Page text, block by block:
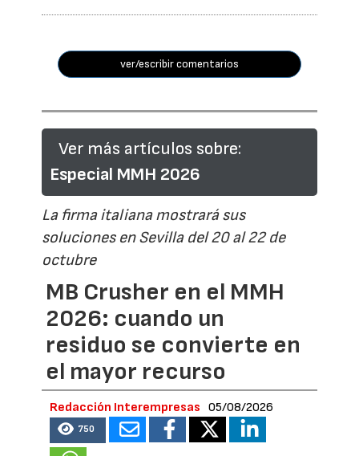
ver/escribir comentarios
Ver más artículos sobre:
Especial MMH 2026
La firma italiana mostrará sus
soluciones en Sevilla del 20 al 22 de
octubre
MB Crusher en el MMH
2026: cuando un
residuo se convierte en
el mayor recurso
Redacción Interempresas 05/08/2026
750